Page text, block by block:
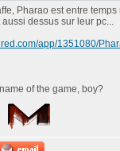
Pharao est entre
dessus sur leur pc...
app/1351080/
of the game, boy?